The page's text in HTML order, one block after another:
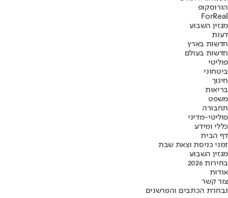
הורוסקופ
ForReal
מגזין השבוע
דעות
חדשות בארץ
חדשות בעולם
פוליטי
ביטחוני
חינוך
בריאות
משפט
תחבורה
פוליטי-מדיני
כללי ומידע
דף הבית
זמני כניסת וצאת שבת
מגזין השבוע
בחירות 2026
אודות
צור קשר
נבחרת הכתבים והפרשנים